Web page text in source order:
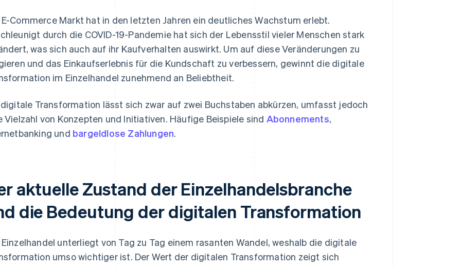
E-Commerce Markt hat in den letzten Jahren ein deutliches Wachstum erlebt.
durch die COVID-19-Pandemie hat sich der Lebensstil vieler Menschen stark
was sich auch auf ihr Kaufverhalten auswirkt. Um auf diese Veränderungen zu
und das Einkaufserlebnis für die Kundschaft zu verbessern, gewinnt die digitale
im Einzelhandel zunehmend an Beliebtheit.
Transformation lässt sich zwar auf zwei Buchstaben abkürzen, umfasst jedoch
Vielzahl von Konzepten und Initiativen. Häufige Beispiele sind Abonnements,
und bargeldlose Zahlungen.
aktuelle Zustand der Einzelhandelsbranche
die Bedeutung der digitalen Transformation
Einzelhandel unterliegt von Tag zu Tag einem rasanten Wandel, weshalb die digitale
umso wichtiger ist. Der Wert der digitalen Transformation zeigt sich